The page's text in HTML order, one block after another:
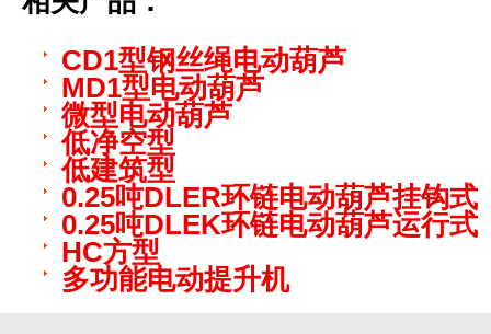
CD1型钢丝绳电动葫芦
MD1型电动葫芦
微型电动葫芦
低净空型
低建筑型
0.25吨DLER环链电动葫芦挂钩式
0.25吨DLEK环链电动葫芦运行式
HC方型
多功能电动提升机